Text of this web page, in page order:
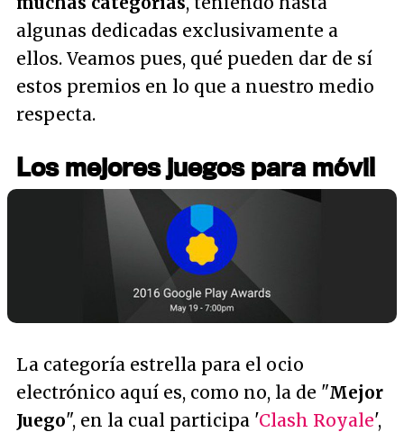
algunas dedicadas exclusivamente a
ellos. Veamos pues, qué pueden dar de sí
estos premios en lo que a nuestro medio
respecta.
Los mejores juegos para móvil
La categoría estrella para el ocio
electrónico aquí es, como no, la de "Mejor
Juego", en la cual participa 'Clash Royale',